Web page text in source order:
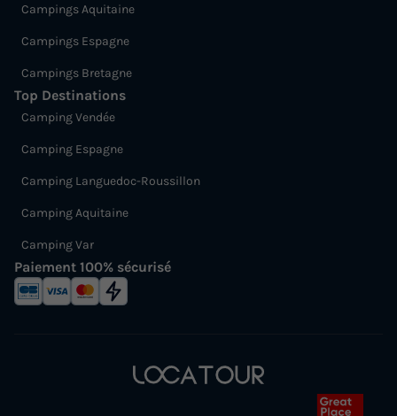
Campings Aquitaine
Campings Espagne
Campings Bretagne
Top Destinations
Camping Vendée
Camping Espagne
Camping Languedoc-Roussillon
Camping Aquitaine
Camping Var
Paiement 100% sécurisé